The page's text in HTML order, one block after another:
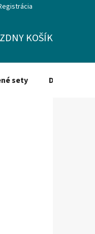
KOŠÍK
sety Dezinfekcia